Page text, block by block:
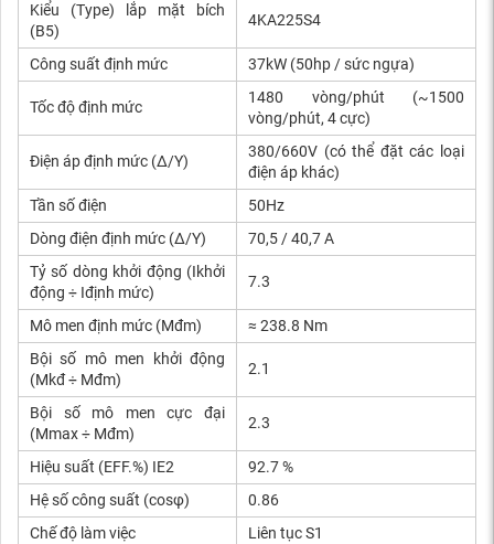
Kiểu (Type) lắp mặt bích
(B5)
4KA225S4
Công suất định mức 37kW (50hp / sức ngựa)
Tốc độ định mức
1480 vòng/phút (~1500
vòng/phút, 4 cực)
Điện áp định mức (Δ/Y)
380/660V (có thể đặt các loại
điện áp khác)
Tần số điện
50Hz
Dòng điện định mức (Δ/Y)
70,5 / 40,7 A
Tỷ số dòng khởi động (Ikhởi
động ÷ Iđịnh mức)
7.3
Mô men định mức (Mđm)
≈ 238.8 Nm
Bội số mô men khởi động
(Mkđ ÷ Mđm)
2.1
Bội số mô men cực đại
(Mmax ÷ Mđm)
2.3
Hiệu suất (EFF.%) IE2
92.7 %
Hệ số công suất (cosφ)
0.86
Chế độ làm việc
Liên tục S1